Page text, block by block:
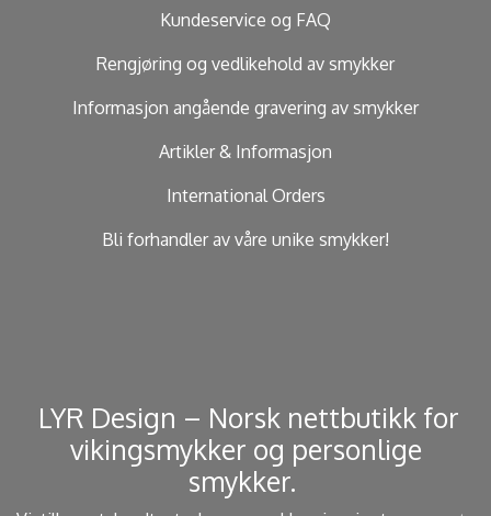
Kundeservice og FAQ
Rengjøring og vedlikehold av smykker
Informasjon angående gravering av smykker
Artikler & Informasjon
International Orders
Bli forhandler av våre unike smykker!
​ LYR Design – Norsk nettbutikk for
vikingsmykker og personlige
smykker. ​